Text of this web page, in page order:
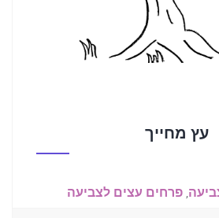
עץ מחייך
, פרחים עצים לצביעה